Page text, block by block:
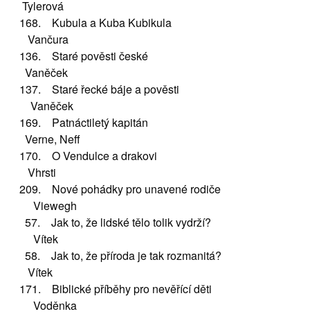
Tylerová
168. Kubula a Kuba Kubikula
Vančura
136. Staré pověsti české
Vaněček
137. Staré řecké báje a pověsti
Vaněček
169. Patnáctiletý kapitán
Verne, Neff
170. O Vendulce a drakovi
Vhrsti
209. Nové pohádky pro unavené rodiče
Viewegh
57. Jak to, že lidské tělo tolik vydrží?
Vítek
58. Jak to, že příroda je tak rozmanitá?
Vítek
171. Biblické příběhy pro nevěřící děti
Voděnka